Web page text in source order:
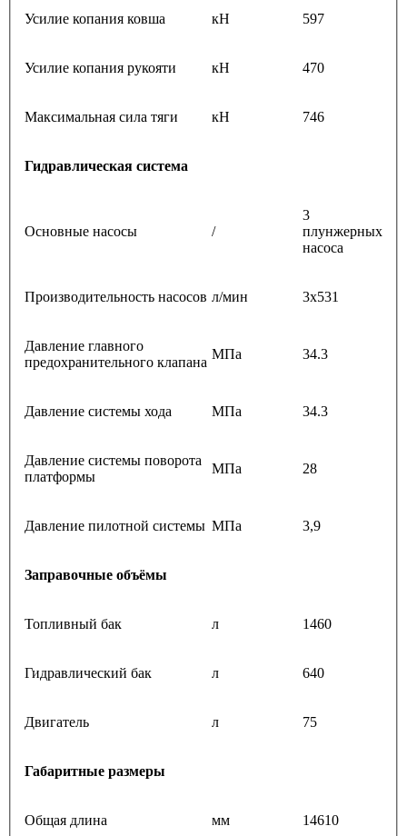
Усилие копания ковша кН 597
Усилие копания рукояти кН 470
Максимальная сила тяги кН 746
Гидравлическая система
Основные насосы /
3
плунжерных
насоса
Производительность насосов л/мин 3х531
Давление главного
предохранительного клапана
МПа 34.3
Давление системы хода МПа 34.3
Давление системы поворота
платформы
МПа 28
Давление пилотной системы МПа 3,9
Заправочные объёмы
Топливный бак л 1460
Гидравлический бак л 640
Двигатель л 75
Габаритные размеры
Общая длина мм 14610